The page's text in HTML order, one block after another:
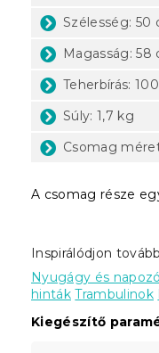
Szélesség: 50
Magasság: 58
Teherbírás:
Súly: 1,7 kg
Csomag
A csomag része
Inspirálódjon tovább
Nyugágy és
hinták Trambulinok
Kiegészítő